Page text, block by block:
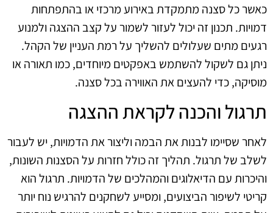
כאשר כל סצנה מתמקדת באירוע מרכזי או בהתפתחות
דמויות. תכנון זה יכול לעזור לשמור על קצב ההצגה ולמנוע
רגעים מתים שעלולים להשליך על רמת העניין של הקהל.
ניתן גם לשקול להשתמש באפקטים מיוחדים, כמו תאורה או
מוסיקה, כדי להעצים את האווירה בכל סצנה.
תרגול והכנה לקראת ההצגה
לאחר שסיימו לבנות את הבמה וליצור את הדמויות, יש לעבור
לשלב של תרגול. תהליך זה כולל חזרות על הסצנות השונות,
והיכרות עם הדיאלוגים והמהלכים של הדמויות. תרגול הוא
קריטי לשיפור הביצועים, ומסייע לשחקנים להרגיש נוח יותר